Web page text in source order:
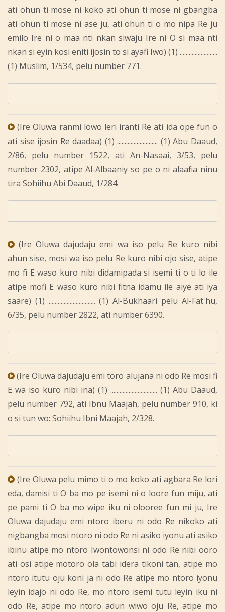
ati ohun ti mose ni koko ati ohun ti mose ni gbangba
ati ohun ti mose ni ase ju, ati ohun ti o mo nipa Re ju
emilo Ire ni o maa nti nkan siwaju Ire ni O si maa nti
nkan si eyin kosi eniti ijosin to si ayafi Iwo) (1) .........................
(1) Muslim, 1/534, pelu number 771.
(Ire Oluwa ranmi lowo leri iranti Re ati ida ope fun o
ati sise ijosin Re daadaa) (1) ........................... (1) Abu Daaud,
2/86, pelu number 1522, ati An-Nasaai, 3/53, pelu
number 2302, atipe Al-Albaaniy so pe o ni alaafia ninu
tira Sohiihu Abi Daaud, 1/284.
(Ire Oluwa dajudaju emi wa iso pelu Re kuro nibi
ahun sise, mosi wa iso pelu Re kuro nibi ojo sise, atipe
mo fi E waso kuro nibi didamipada si isemi ti o ti lo ile
atipe mofi E waso kuro nibi fitna idamu ile aiye ati iya
saare) (1) ............................... (1) Al-Bukhaari pelu Al-Fat'hu,
6/35, pelu number 2822, ati number 6390.
(Ire Oluwa dajudaju emi toro alujana ni odo Re mosi fi
E wa iso kuro nibi ina) (1) ............................... (1) Abu Daaud,
pelu number 792, ati Ibnu Maajah, pelu number 910, ki
o si tun wo: Sohiihu Ibni Maajah, 2/328.
(Ire Oluwa pelu mimo ti o mo koko ati agbara Re lori
eda, damisi ti O ba mo pe isemi ni o loore fun miju, ati
pe pami ti O ba mo wipe iku ni olooree fun mi ju, Ire
Oluwa dajudaju emi ntoro iberu ni odo Re nikoko ati
nigbangba mosi ntoro ni odo Re ni asiko iyonu ati asiko
ibinu atipe mo ntoro Iwontowonsi ni odo Re nibi ooro
ati osi atipe motoro ola tabi idera tikoni tan, atipe mo
ntoro itutu oju koni ja ni odo Re atipe mo ntoro iyonu
leyin idajo ni odo Re, mo ntoro isemi tutu leyin iku ni
odo Re, atipe mo ntoro adun wiwo oju Re, atipe mo